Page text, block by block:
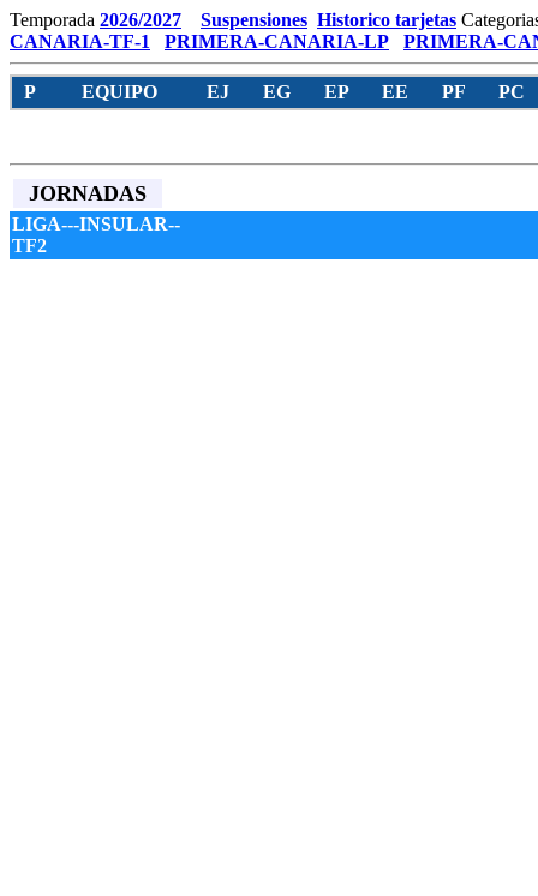
Temporada 2026/2027 Suspensiones Historico tarjetas
CANARIA-TF-1
PRIMERA-CANARIA-LP PRIMERA-
P EQUIPO EJ EG EP EE PF PC
JORNADAS
LIGA---INSULAR--
TF2